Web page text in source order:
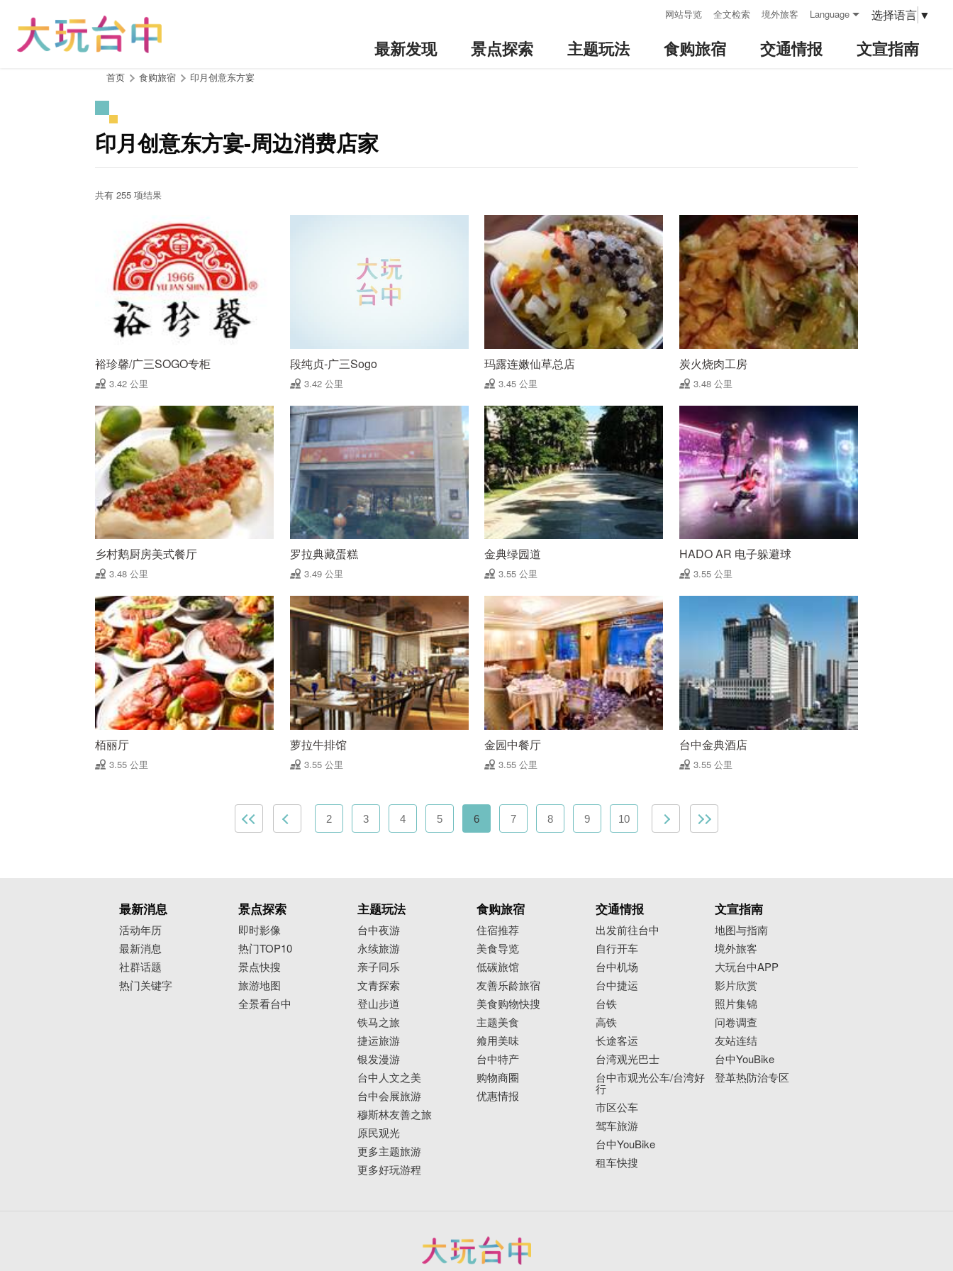
网站导览 全文检索 境外旅客 Language 选择语言 ▼
最新发现 景点探索 主题玩法 食购旅宿 交通情报 文宣指南
首页 食购旅宿 印月创意东方宴
印月创意东方宴-周边消费店家
共有 255 项结果
裕珍馨/广三SOGO专柜
3.42 公里
段纯贞-广三Sogo
3.42 公里
玛露连嫩仙草总店
3.45 公里
炭火烧肉工房
3.48 公里
乡村鹅厨房美式餐厅
3.48 公里
罗拉典藏蛋糕
3.49 公里
金典绿园道
3.55 公里
HADO AR 电子躲避球
3.55 公里
栢丽厅
3.55 公里
萝拉牛排馆
3.55 公里
金园中餐厅
3.55 公里
台中金典酒店
3.55 公里
2 3 4 5 6 7 8 9 10
最新消息
活动年历
最新消息
社群话题
热门关键字
景点探索
即时影像
热门TOP10
景点快搜
旅游地图
全景看台中
主题玩法
台中夜游
永续旅游
亲子同乐
文青探索
登山步道
铁马之旅
捷运旅游
银发漫游
台中人文之美
台中会展旅游
穆斯林友善之旅
原民观光
更多主题旅游
更多好玩游程
食购旅宿
住宿推荐
美食导览
低碳旅馆
友善乐龄旅宿
美食购物快搜
主题美食
飨用美味
台中特产
购物商圈
优惠情报
交通情报
出发前往台中
自行开车
台中机场
台中捷运
台铁
高铁
长途客运
台湾观光巴士
台中市观光公车/台湾好
行
市区公车
驾车旅游
台中YouBike
租车快搜
文宣指南
地图与指南
境外旅客
大玩台中APP
影片欣赏
照片集锦
问卷调查
友站连结
台中YouBike
登革热防治专区